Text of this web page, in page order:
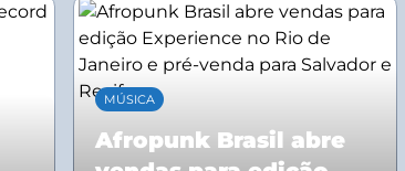
MÚSICA
Afropunk Brasil abre